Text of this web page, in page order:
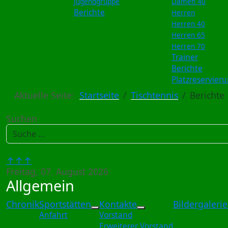
Berichte
Herren
Herren 40
Herren 65
Herren 70
Trainer
Berichte
Aktuelle Seite: Startseite Tischtennis
Berichte
Suchen
↑↑↑
Freitag, 07. August 2026
Allgemein
ChronikSportstätten
Weitere Informationen:
Anfahrt
Kontakte
Weitere
Vorstand